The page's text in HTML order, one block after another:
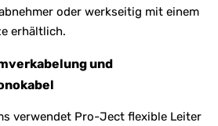
oder werkseitig mit einem
erhältlich.
und
verwendet Pro-Ject flexible Leiter